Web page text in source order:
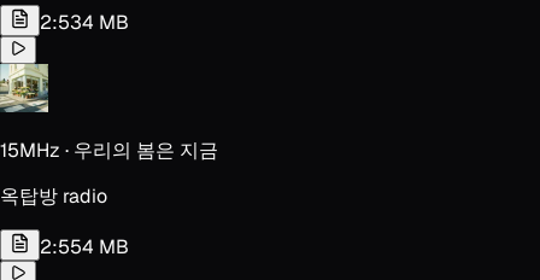
2:534 MB
15MHz · 우리의 봄은 지금
옥탑방 radio
2:554 MB